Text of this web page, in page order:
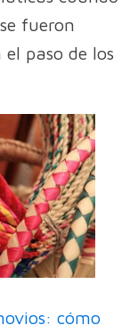
fueron
paso de los
cómo